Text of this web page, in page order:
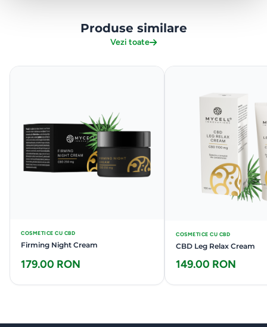
Produse similare
Vezi toate
COSMETICE CU CBD
Firming Night Cream
179.00 RON
COSMETICE CU CBD
CBD Leg Relax Cream
149.00 RON